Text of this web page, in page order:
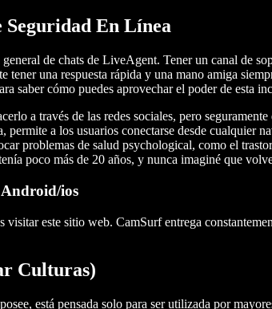
En Línea
de chats de LiveAgent. Tener un canal de
tener una respuesta rápida y una mano amiga
saber cómo puedes aprovechar el poder de esta
a través de las redes sociales, pero
permite a los usuarios conectarse desde cualquier
problemas de salud psychological, como el
poco más de 20 años, y nunca imaginé que
Android/ios
visitar este sitio web. CamSurf entrega
Culturas)
está pensada solo para ser utilizada por